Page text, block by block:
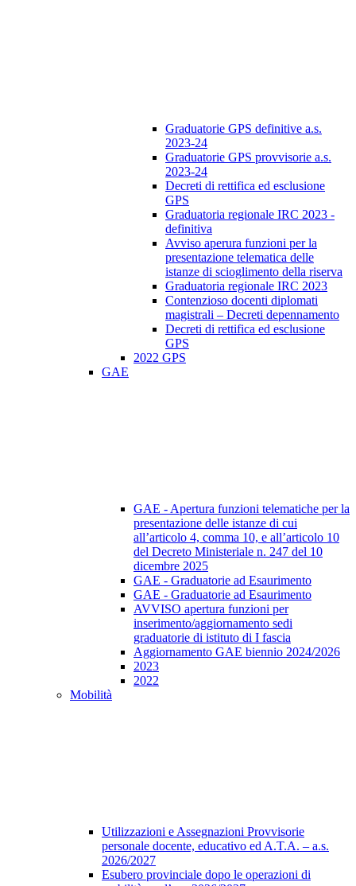
Graduatorie GPS definitive a.s.
2023-24
Graduatorie GPS provvisorie a.s.
2023-24
Decreti di rettifica ed esclusione
GPS
Graduatoria regionale IRC 2023 -
definitiva
Avviso aperura funzioni per la
presentazione telematica delle
istanze di scioglimento della riserva
Graduatoria regionale IRC 2023
Contenzioso docenti diplomati
magistrali – Decreti depennamento
Decreti di rettifica ed esclusione
GPS
2022 GPS
GAE
GAE - Apertura funzioni telematiche per la
presentazione delle istanze di cui
all’articolo 4, comma 10, e all’articolo 10
del Decreto Ministeriale n. 247 del 10
dicembre 2025
GAE - Graduatorie ad Esaurimento
GAE - Graduatorie ad Esaurimento
AVVISO apertura funzioni per
inserimento/aggiornamento sedi
graduatorie di istituto di I fascia
Aggiornamento GAE biennio 2024/2026
2023
2022
Mobilità
Utilizzazioni e Assegnazioni Provvisorie
personale docente, educativo ed A.T.A. – a.s.
2026/2027
Esubero provinciale dopo le operazioni di